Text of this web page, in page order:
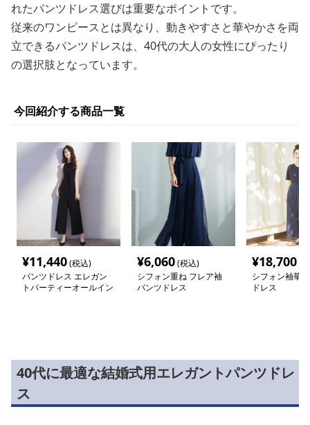
れたパンツドレス選びは重要なポイントです。
従来のワンピースとは異なり、動きやすさと華やかさを両
立できるパンツドレスは、40代の大人の女性にぴったり
の選択肢となっています。
今回紹介する商品一覧
¥11,440(税込)
パンツドレス エレガン
トパーティーオールイン
¥6,060(税込)
シフォン重ね フレア袖
パンツドレス
¥18,700
シフォン袖華
ドレス
40代に最適な結婚式用エレガントパンツドレ
ス